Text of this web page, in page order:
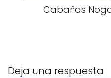
Cabañas
Deja una respuesta